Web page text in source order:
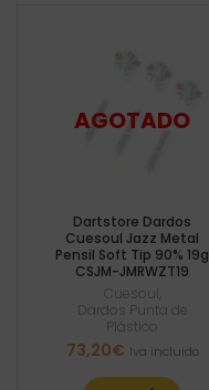
Dartstore Dardos
Cuesoul Jazz Metal
Pensil Soft Tip 90% 19g
CSJM-JMRWZT19
Cuesoul
Dardos Punta de
Plástico
73,20€ Iva incluido